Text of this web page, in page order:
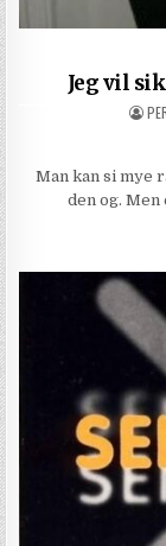
Jeg vil
Man kan si mye
den og.